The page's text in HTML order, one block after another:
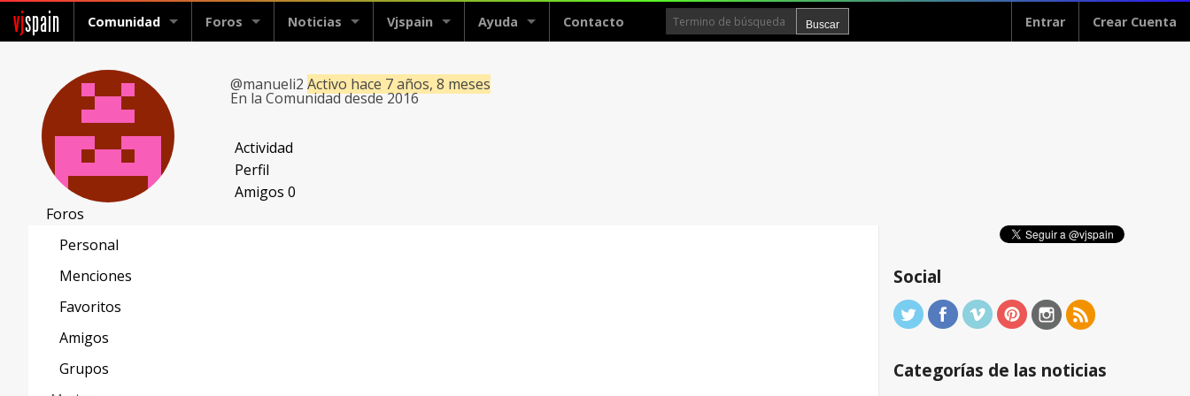
vjspain Comunidad Foros Noticias Vjspain Ayuda Contacto Entrar Crear Cuenta
@manueli2 Activo hace 7 años, 8 meses
En la Comunidad desde 2016
Actividad
Perfil
Amigos0
Foros
Personal
Menciones
Favoritos
Amigos
Grupos
Social
Categorías de las noticias